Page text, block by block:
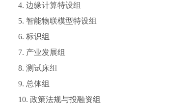
4.边缘计算特设组
5. 智能物联模型特设组
6.标识组
7. 产业发展组
8.测试床组
9. 总体组
10.政策法规与投融资组